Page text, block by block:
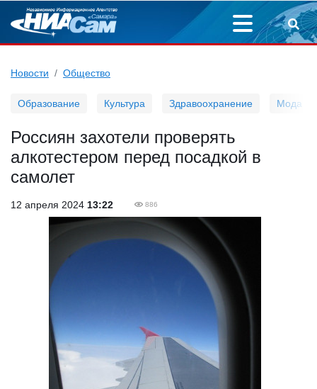
Новости Общество
Образование Культура Здравоохранение Мода
Россиян захотели проверять
алкотестером перед посадкой в
самолет
12 апреля 2024 13:22 886